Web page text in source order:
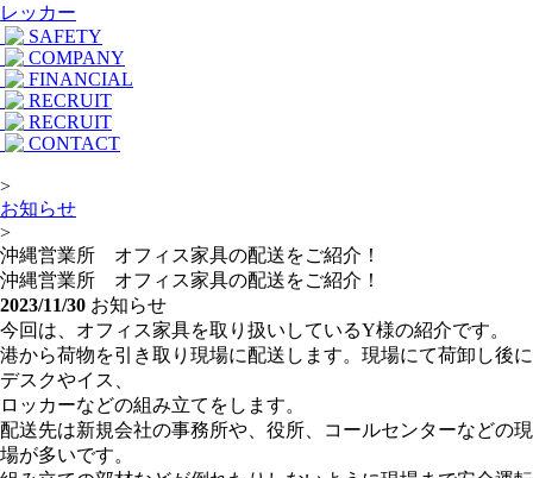
レッカー
SAFETY
COMPANY
FINANCIAL
RECRUIT
RECRUIT
CONTACT
>
お知らせ
>
沖縄営業所 オフィス家具の配送をご紹介！
沖縄営業所 オフィス家具の配送をご紹介！
2023/11/30 お知らせ
今回は、オフィス家具を取り扱いしているY様の紹介です。
港から荷物を引き取り現場に配送します。現場にて荷卸し後に
デスクやイス、
ロッカーなどの組み立てをします。
配送先は新規会社の事務所や、役所、コールセンターなどの現
場が多いです。